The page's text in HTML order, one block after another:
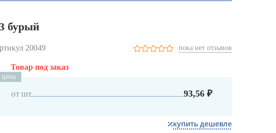
бурый
20049 пока нет отзывов
Товар под заказ
цена
от шт 93,56 ₽
купить дешевле